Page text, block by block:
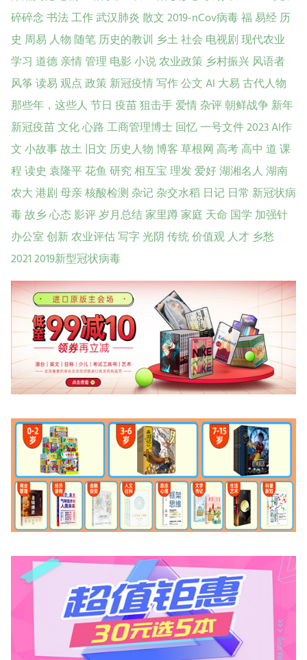
碎碎念书法工作武汉肺炎散文2019-nCov病毒福易经历
史 周易人物随笔历史的教训 乡土社会 电视剧现代农业
学习 道德亲情管理电影小说农业政策乡村振兴风语者
风筝读易观点政策新冠疫情写作公文AI 大易古代人物
那些年，这些人节日 疫苗狙击手爱情杂评朝鲜战争新年
新冠疫苗文化心路工商管理博士回忆一号文件2023AI作
文小故事故土旧文 历史人物博客草根网高考高中 道课
程读史袁隆平花鱼研究相互宝理发爱好湖湘名人湖南
农大港剧母亲核酸检测杂记杂交水稻 日记 日常 新冠状病
毒故乡心态影评岁月总结家里蹲家庭 天命 国学 加强针
办公室创新农业评估写字光阴传统价值观人才乡愁
20212019新型冠状病毒